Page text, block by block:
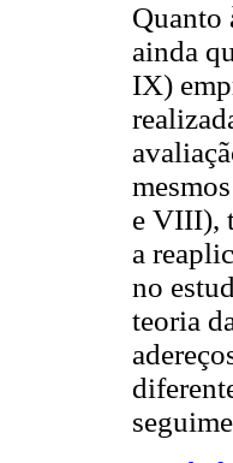
Quanto
ainda
IX)
e VIII),
a
no
teoria